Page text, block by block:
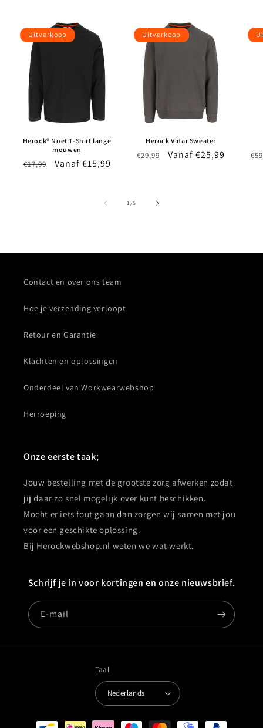
Uitverkoop
Herock® Noet T-Shirt lange
mouwen
Normale
€17,99 Aanbiedingsprijs
Vanaf €15,99
Uitverkoop
Herock Vidar Sweater
Normale
€29,99 Aanbiedingsprijs
Vanaf €25,99
1/van
5
Contact en over ons team
Hoe je verzending verloopt
Retour en Garantie
Klachten en oplossingen
Onderdeel van Workwearwebshop
Herroeping
Onze eerste taak;
Jouw bestelling met de grootste zorg afwerken zodat
jij daar zo snel mogelijk over kunt beschikken.
Mocht er iets fout gaan dan zorgen wij samen met jou
voor een geschikte oplossing.
Bij Herockwebshop.nl weten we wat werkt.
Schrijf je in voor kortingen en onze nieuwsbrief.
E‑mail
Taal
Nederlands
Betaalmethoden